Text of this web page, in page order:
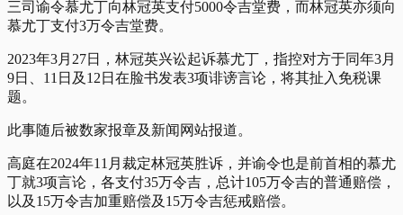
三司谕令慕尤丁向林冠英支付5000令吉堂费，而林冠英亦须向
慕尤丁支付3万令吉堂费。
2023年3月27日，林冠英兴讼起诉慕尤丁，指控对方于同年3月
9日、11日及12日在脸书发表3项诽谤言论，将其扯入免税课
题。
此事随后被数家报章及新闻网站报道。
高庭在2024年11月裁定林冠英胜诉，并谕令也是前首相的慕尤
丁就3项言论，各支付35万令吉，总计105万令吉的普通赔偿，
以及15万令吉加重赔偿及15万令吉惩戒赔偿。